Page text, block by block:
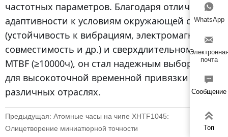
частотных параметров. Благодаря отличной
адаптивности к условиям окружающей среды
(устойчивость к вибрациям, электромагнитная
совместимость и др.) и сверхдлительному
MTBF (≥10000ч), он стал надежным выбором
для высокоточной временной привязки в
различных отраслях.
Предыдущая: Атомные часы на чипе XHTF1045:
Олицетворение миниатюрной точности

WhatsApp

почта

Сообщение

Топ